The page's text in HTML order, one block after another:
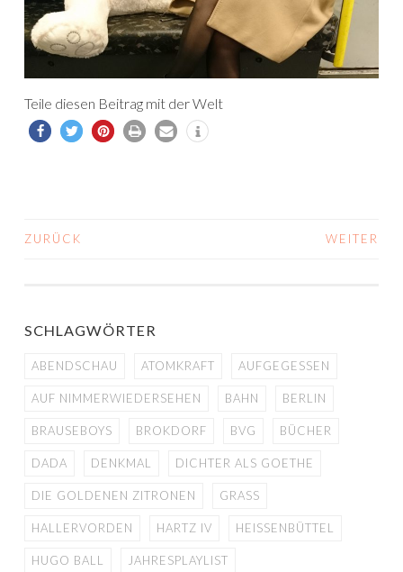
Teile diesen Beitrag mit der Welt
BEITRAGS-
ZURÜCK WEITER
SCHLAGWÖRTER
ABENDSCHAU ATOMKRAFT AUFGEGESSEN
AUF NIMMERWIEDERSEHEN BAHN BERLIN
BRAUSEBOYS BROKDORF BVG BÜCHER
DADA DENKMAL DICHTER ALS GOETHE
DIE GOLDENEN ZITRONEN GRASS
HALLERVORDEN HARTZ IV HEISSENBÜTTEL
HUGO BALL JAHRESPLAYLIST